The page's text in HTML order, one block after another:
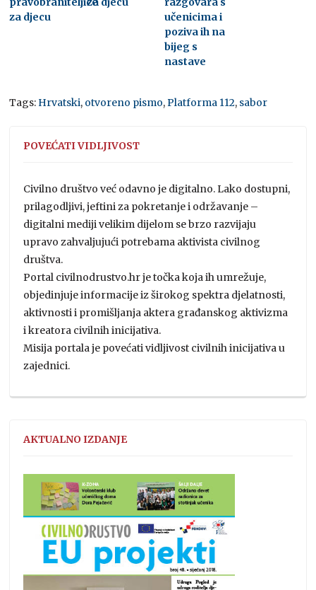
za djecu
učenicima i
poziva ih na
bijeg s
nastave
Tags: Hrvatski, otvoreno pismo,Platforma 112, sabor
POVEĆATI VIDLJIVOST
Civilno društvo već odavno je digitalno. Lako dostupni,
prilagodljivi, jeftini za pokretanje i održavanje –
digitalni mediji velikim dijelom se brzo razvijaju
upravo zahvaljujući potrebama aktivista civilnog
društva.
Portal civilnodrustvo.hr je točka koja ih umrežuje,
objedinjuje informacije iz širokog spektra djelatnosti,
aktivnosti i promišljanja aktera građanskog aktivizma
i kreatora civilnih inicijativa.
Misija portala je povećati vidljivost civilnih inicijativa u
zajednici.
AKTUALNO IZDANJE